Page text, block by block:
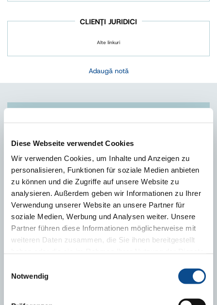
Diese Webseite verwendet Cookies
Wir verwenden Cookies, um Inhalte und Anzeigen zu
personalisieren, Funktionen für soziale Medien anbieten
zu können und die Zugriffe auf unsere Website zu
analysieren. Außerdem geben wir Informationen zu Ihrer
Verwendung unserer Website an unsere Partner für
soziale Medien, Werbung und Analysen weiter. Unsere
Partner führen diese Informationen möglicherweise mit
weiteren Daten zusammen, die Sie ihnen bereitgestellt
Notwendig
CLIENȚI JURIDICI
Alte linkuri
Adaugă notă
Produktdatenblatt Austrotherm EPS F Flexible Radiusplatte
TECHNISCHE BERATUNG